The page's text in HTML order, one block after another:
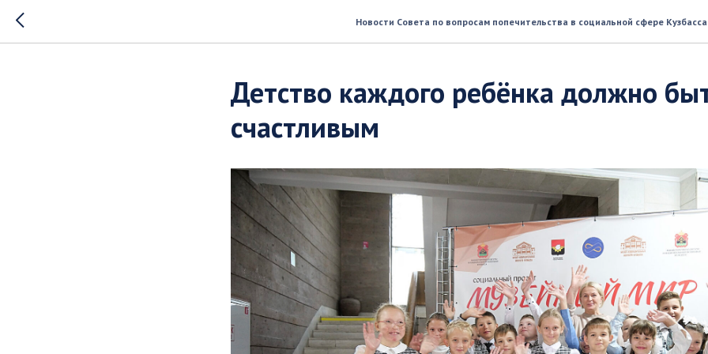
Новости Совета по вопросам попечительства в социальной сфере Кузбасса
Детство каждого ребёнка должно
счастливым